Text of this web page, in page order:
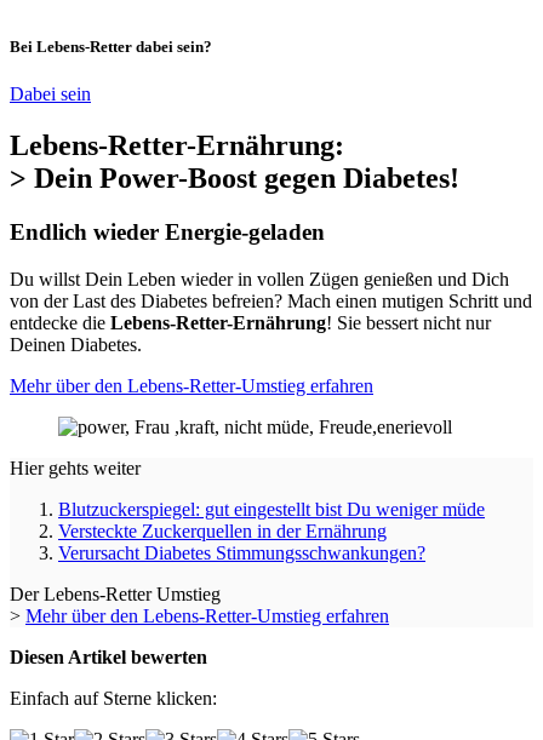
Bei Lebens-Retter dabei sein?
Dabei sein
Lebens-Retter-Ernährung:
> Dein Power-Boost gegen Diabetes!
Endlich wieder Energie-geladen
Du willst Dein Leben wieder in vollen Zügen genießen und Dich
von der Last des Diabetes befreien? Mach einen mutigen Schritt und
entdecke die Lebens-Retter-Ernährung! Sie bessert nicht nur
Deinen Diabetes.
Mehr über den Lebens-Retter-Umstieg erfahren
Hier gehts weiter
Blutzuckerspiegel: gut eingestellt bist Du weniger müde
Versteckte Zuckerquellen in der Ernährung
Verursacht Diabetes Stimmungsschwankungen?
Der Lebens-Retter Umstieg
> Mehr über den Lebens-Retter-Umstieg erfahren
Diesen Artikel bewerten
Einfach auf Sterne klicken: